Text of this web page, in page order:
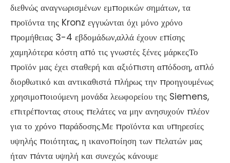
διεθνώς αναγνωρισμένων εμπορικών σημάτων, τα
προϊόντα της Kronz εγγυώνται όχι μόνο χρόνο
προμήθειας 3-4 εβδομάδων,αλλά έχουν επίσης
χαμηλότερα κόστη από τις γνωστές ξένες μάρκεςΤο
προϊόν μας έχει σταθερή και αξιόπιστη απόδοση, απλό
διορθωτικό και αντικαθιστά πλήρως την προηγουμένως
χρησιμοποιούμενη μονάδα λεωφορείου της Siemens,
επιτρέποντας στους πελάτες να μην ανησυχούν πλέον
για το χρόνο παράδοσης.Με προϊόντα και υπηρεσίες
υψηλής ποιότητας, η ικανοποίηση των πελατών μας
ήταν πάντα υψηλή και συνεχώς κάνουμε